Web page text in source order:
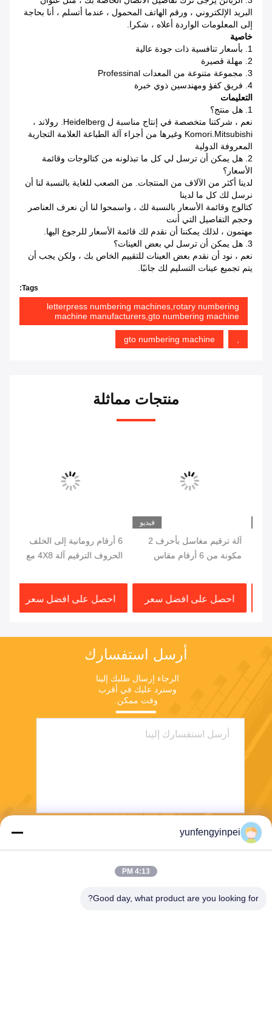
البريد الإلكتروني ، ورقم الهاتف المحمول ، عندما أتسلم ، أنا بحاجة
إلى المعلومات الواردة أعلاه ، شكرا.
خاصية
1. بأسعار تنافسية ذات جودة عالية
2. مهلة قصيرة
3. مجموعة متنوعة من المعدات Professinal
4. فريق كفؤ ومهندسين ذوي خبرة
التعليمات
1. هل منتج؟
نعم ، شركتنا متخصصة في إنتاج مناسبة ل Heidelberg. رولاند ،
Komori.Mitsubishi وغيرها من أجزاء آلة الطباعة العلامة التجارية
المعروفة الدولية
2. هل يمكن أن ترسل لي كل ما تبذلونه من كتالوجات وقائمة
الأسعار؟
لدينا أكثر من الآلاف من المنتجات. من الصعب للغاية بالنسبة لنا أن
نرسل لك كل ما لدينا
كتالوج وقائمة الأسعار بالنسبة لك ، واسمحوا لنا أن نعرف العناصر
وحجم التفاصيل التي أنت
مهتمون ، لذلك يمكننا أن نقدم لك قائمة الأسعار للرجوع اليها.
3. هل يمكن أن ترسل لي بعض العينات؟
نعم ، نود أن نقدم بعض العينات للتقييم الخاص بك ، ولكن يجب أن
يتم تجميع عينات التسليم لك جانبًا.
Tags:
letterpress numbering machines,rotary numbering
machine manufacturers,gto numbering machine
,
gto numbering machine
منتجات مماثلة
فيديو
آلة ترقيم مغاسل بأحرف 2
مكونة من 6 أرقام مقاس
احصل على افضل سعر
6 أرقام رومانية إلى الخلف
الحروف الترقيم آلة 4X8 مع
احصل على افضل سعر
أرسل استفسارك
وقت ممكن.
yunfengyinpei
4:13 PM
Good day, what product are you looking for?